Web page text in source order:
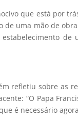
que está por
uma mão de
refletiu sobre as
“O Papa
é necessário